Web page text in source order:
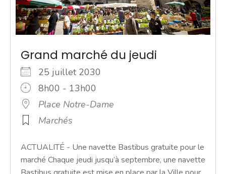
Grand marché du jeudi
25 juillet 2030
8h00 - 13h00
Place Notre-Dame
Marchés
ACTUALITÉ - Une navette Bastibus gratuite pour le
marché Chaque jeudi jusqu’à septembre, une navette